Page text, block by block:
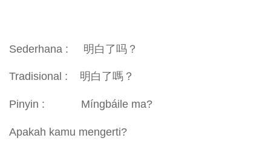
Sederhana : 明白了吗？
Tradisional : 明白了嗎？
Pinyin : Míngbáile ma?
Apakah kamu mengerti?